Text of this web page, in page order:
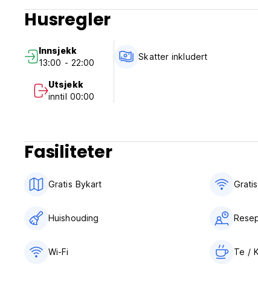
Husregler
Innsjekk
13:00 - 22:00
Utsjekk
inntil 00:00
Skatter inkludert
Fasiliteter
Gratis Bykart
Huishouding
Wi-Fi Te /